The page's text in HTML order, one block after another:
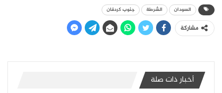
السودان الشرطة جنوب كردفان
مشاركة
أخبار ذات صلة